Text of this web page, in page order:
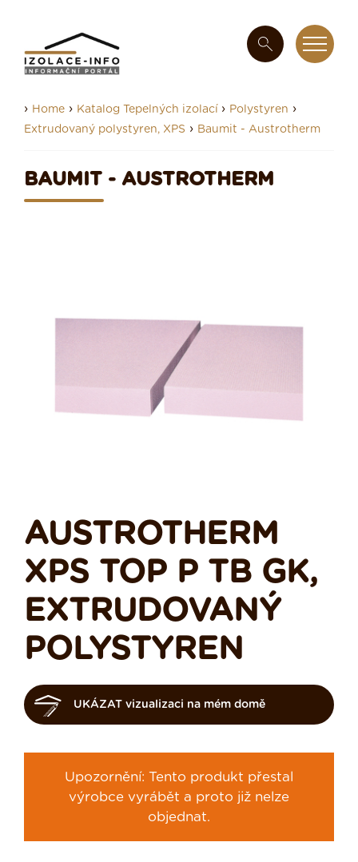
› Home › Katalog Tepelných izolací › Polystyren ›
Extrudovaný polystyren, XPS › Baumit - Austrotherm
BAUMIT - AUSTROTHERM
AUSTROTHERM
XPS TOP P TB GK,
EXTRUDOVANÝ
POLYSTYREN
UKÁZAT vizualizaci na mém domě
Upozornění: Tento produkt přestal
výrobce vyrábět a proto již nelze
objednat.